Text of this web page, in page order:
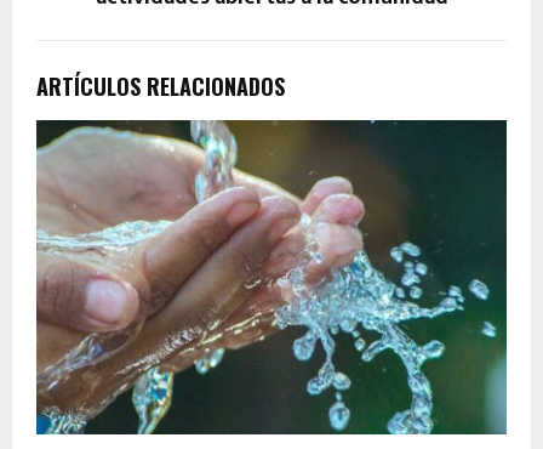
ARTÍCULOS RELACIONADOS